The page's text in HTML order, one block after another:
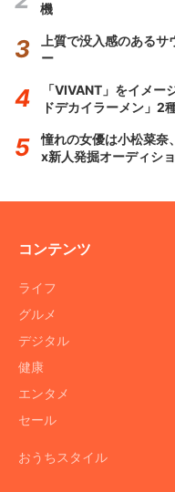
機
上質で没入感のある
ー
「VIVANT」をイメ
ドデカイラーメン」2
憧れの女優は小松菜
x新人発掘オーディシ
コンテンツ
ライフ
グルメ
デジタル
健康
エンタメ
セール
おうちスタイル